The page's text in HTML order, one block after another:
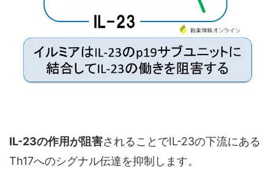
IL-23の作用が阻害されることでIL-23の下流にある
Th17へのシグナル伝達を抑制します。